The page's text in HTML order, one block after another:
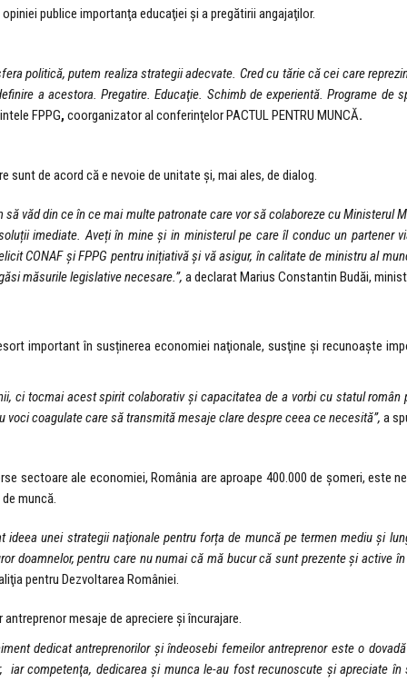
publice importanţa educaţiei şi a pregătirii angajaţilor.
politică, putem realiza strategii adecvate. Cred cu tărie că cei care
a acestora. Pregatire. Educaţie. Schimb de experientă. Programe de
FPPG, coorganizator al conferinţelor PACTUL PENTRU MUNCĂ.
sunt de acord că e nevoie de unitate şi, mai ales, de dialog.
să văd din ce în ce mai multe patronate care vor să colaboreze cu Ministerul
imediate. Aveți în mine și in ministerul pe care îl conduc un partener
CONAF și FPPG pentru inițiativă și vă asigur, în calitate de ministru al
măsurile legislative necesare.”, a declarat Marius Constantin Budăi,
important în susținerea economiei naţionale, susţine şi recunoaşte
ci tocmai acest spirit colaborativ şi capacitatea de a vorbi cu statul
voci coagulate care să transmită mesaje clare despre ceea ce necesită”, a
sectoare ale economiei, România are aproape 400.000 de şomeri, este
muncă.
ideea unei strategii naţionale pentru forța de muncă pe termen mediu și
doamnelor, pentru care nu numai că mă bucur că sunt prezente şi active
pentru Dezvoltarea României.
mesaje de apreciere şi încurajare.
dedicat antreprenorilor şi îndeosebi femeilor antreprenor este o
competenţa, dedicarea şi munca le-au fost recunoscute şi apreciate